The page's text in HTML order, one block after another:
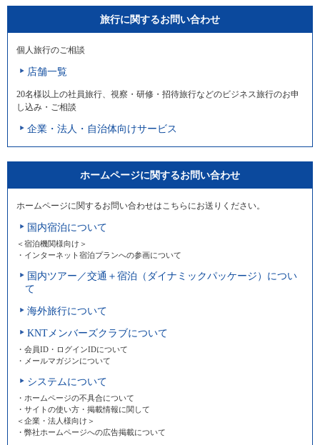
旅行に関するお問い合わせ
個人旅行のご相談
店舗一覧
20名様以上の社員旅行、視察・研修・招待旅行などのビジネス旅行のお申
し込み・ご相談
企業・法人・自治体向けサービス
ホームページに関するお問い合わせ
ホームページに関するお問い合わせはこちらにお送りください。
国内宿泊について
＜宿泊機関様向け＞
・インターネット宿泊プランへの参画について
国内ツアー／交通＋宿泊（ダイナミックパッケージ）につい
て
海外旅行について
KNTメンバーズクラブについて
・会員ID・ログインIDについて
・メールマガジンについて
システムについて
・ホームページの不具合について
・サイトの使い方・掲載情報に関して
＜企業・法人様向け＞
・弊社ホームページへの広告掲載について